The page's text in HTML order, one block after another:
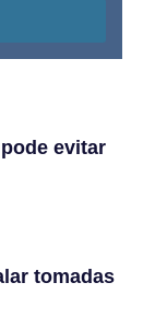
evitar
tomadas